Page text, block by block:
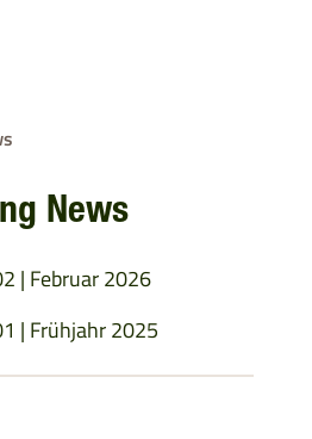
News
| Februar 2026
| Frühjahr 2025